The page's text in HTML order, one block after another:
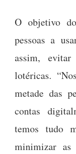
O objetivo
pessoas a
assim,
lotéricas.
metade das
contas
temos tudo
minimizar